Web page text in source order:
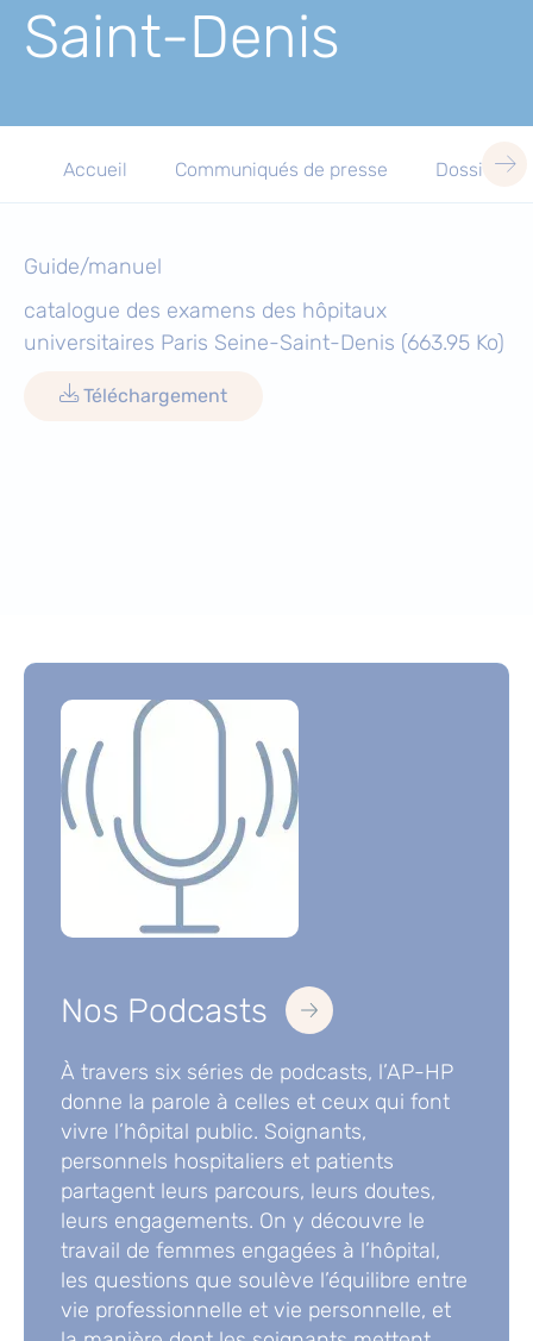
Saint-Denis
Accueil Communiqués de presse Dossiers
Guide/manuel
catalogue des examens des hôpitaux
universitaires Paris Seine-Saint-Denis (663.95 Ko)
Téléchargement
Nos Podcasts
À travers six séries de podcasts, l’AP-HP
donne la parole à celles et ceux qui font
vivre l’hôpital public. Soignants,
personnels hospitaliers et patients
partagent leurs parcours, leurs doutes,
leurs engagements. On y découvre le
travail de femmes engagées à l’hôpital,
les questions que soulève l’équilibre entre
vie professionnelle et vie personnelle, et